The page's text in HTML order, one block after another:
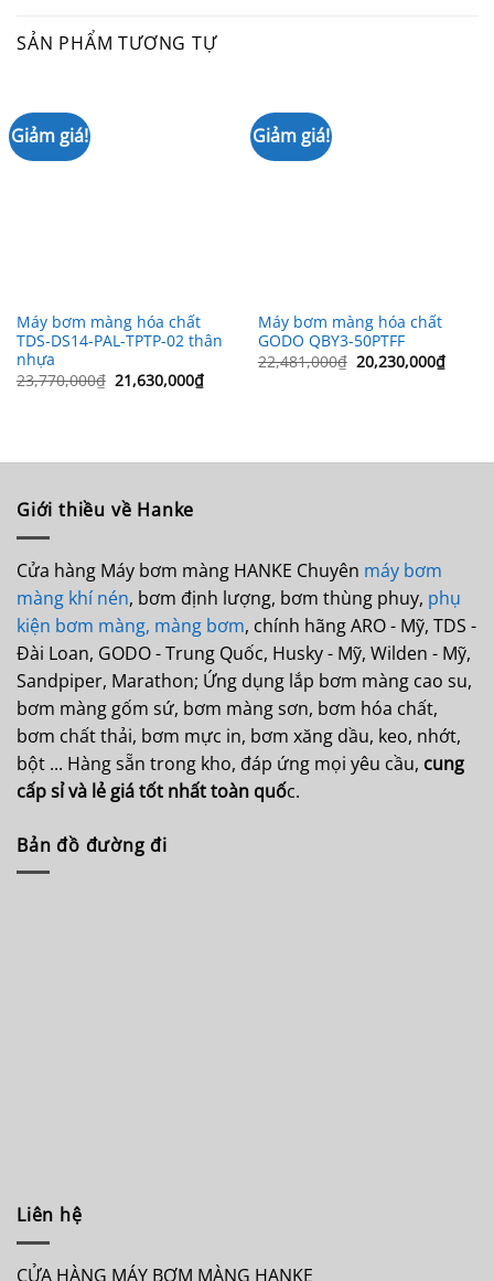
SẢN PHẨM TƯƠNG TỰ
Giảm giá!
Máy bơm màng hóa chất
TDS-DS14-PAL-TPTP-02 thân
nhựa
23,770,000₫ Giá
gốc
21,630,000₫Giá
hiện
Giảm giá!
Máy bơm màng hóa chất
GODO QBY3-50PTFF
22,481,000₫ Giá
gốc
20,230,000₫Giá
hiện
Giới thiều về Hanke
Cửa hàng Máy bơm màng HANKE Chuyên máy bơm
màng khí nén, bơm định lượng, bơm thùng phuy, phụ
kiện bơm màng, màng bơm, chính hãng ARO - Mỹ, TDS -
Đài Loan, GODO - Trung Quốc, Husky - Mỹ, Wilden - Mỹ,
Sandpiper, Marathon; Ứng dụng lắp bơm màng cao su,
bơm màng gốm sứ, bơm màng sơn, bơm hóa chất,
bơm chất thải, bơm mực in, bơm xăng dầu, keo, nhớt,
bột ... Hàng sẵn trong kho, đáp ứng mọi yêu cầu, cung
cấp sỉ và lẻ giá tốt nhất toàn quốc.
Bản đồ đường đi
Liên hệ
CỬA HÀNG MÁY BƠM MÀNG HANKE